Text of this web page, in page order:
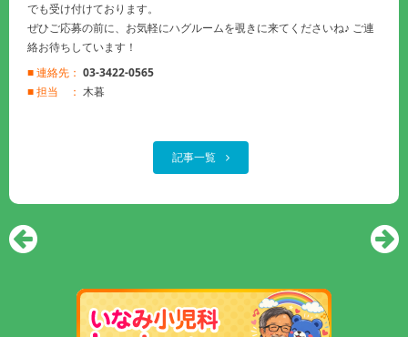
でも受け付けております。
ぜひご応募の前に、お気軽にハグルームを覗きに来てくださいね♪ ご連
絡お待ちしています！
■ 連絡先： 03-3422-0565
■ 担当 ： 木暮
記事一覧